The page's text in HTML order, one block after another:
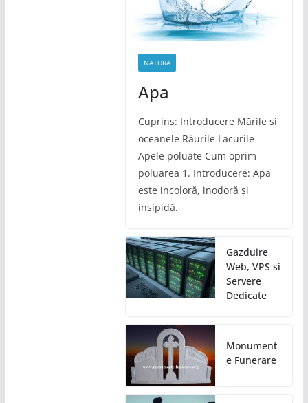
NATURA
Apa
Cuprins: Introducere Mările și
oceanele Râurile Lacurile
Apele poluate Cum oprim
poluarea 1. Introducere: Apa
este incoloră, inodoră și
insipidă.
Gazduire
Web, VPS si
Servere
Dedicate
Monument
e Funerare